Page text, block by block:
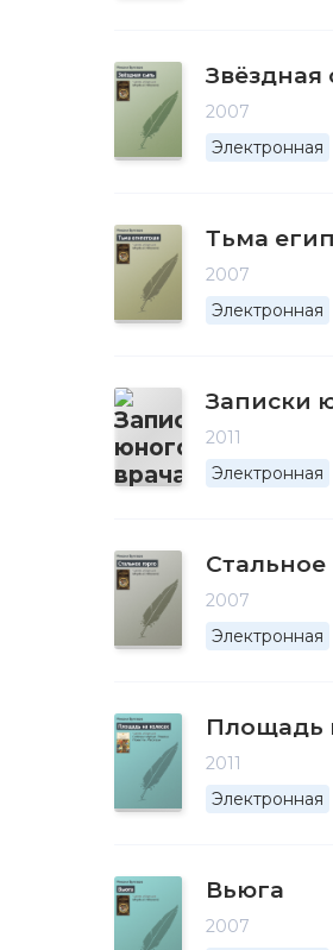
Звёздная
2007
Электронная
Тьма
2007
Электронная
Записки
2011
Электронная
Стальное
2007
Электронная
Площадь
2011
Электронная
Вьюга
2007